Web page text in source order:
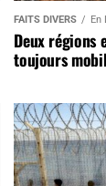
FAITS DIVERS En
Deux régions
toujours